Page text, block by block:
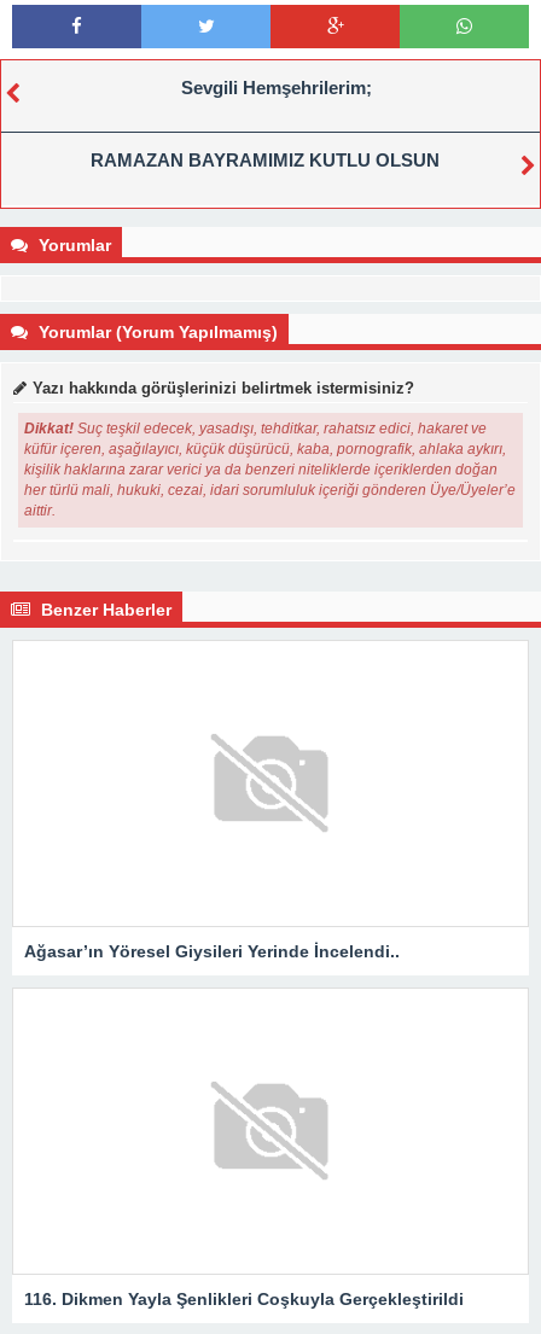
Sevgili Hemşehrilerim;
RAMAZAN BAYRAMIMIZ KUTLU OLSUN
Yorumlar
Yorumlar (Yorum Yapılmamış)
Yazı hakkında görüşlerinizi belirtmek istermisiniz?
Dikkat! Suç teşkil edecek, yasadışı, tehditkar, rahatsız edici, hakaret ve
küfür içeren, aşağılayıcı, küçük düşürücü, kaba, pornografik, ahlaka aykırı,
kişilik haklarına zarar verici ya da benzeri niteliklerde içeriklerden doğan
her türlü mali, hukuki, cezai, idari sorumluluk içeriği gönderen Üye/Üyeler’e
aittir.
Benzer Haberler
Ağasar’ın Yöresel Giysileri Yerinde İncelendi..
116. Dikmen Yayla Şenlikleri Coşkuyla Gerçekleştirildi